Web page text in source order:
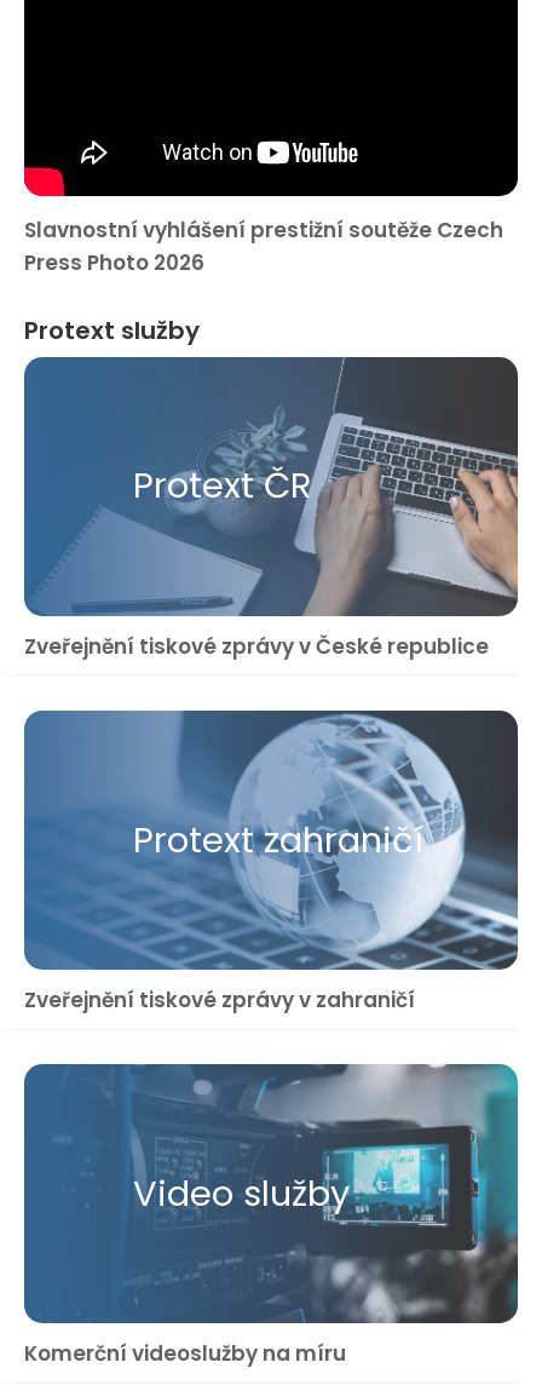
Slavnostní vyhlášení prestižní soutěže Czech
Press Photo 2026
Protext služby
Protext ČR
Zveřejnění tiskové zprávy v České republice
Protext zahraničí
Zveřejnění tiskové zprávy v zahraničí
Video služby
Komerční videoslužby na míru